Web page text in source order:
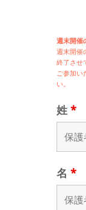
週末開催
週末開催
終了させ
ご参加い
い。
姓 *
名 *